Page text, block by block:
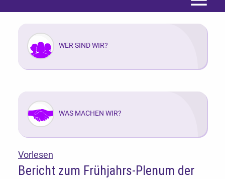
Menü
WER SIND WIR?
WAS MACHEN WIR?
Vorlesen
Bericht zum Frühjahrs-Plenum der